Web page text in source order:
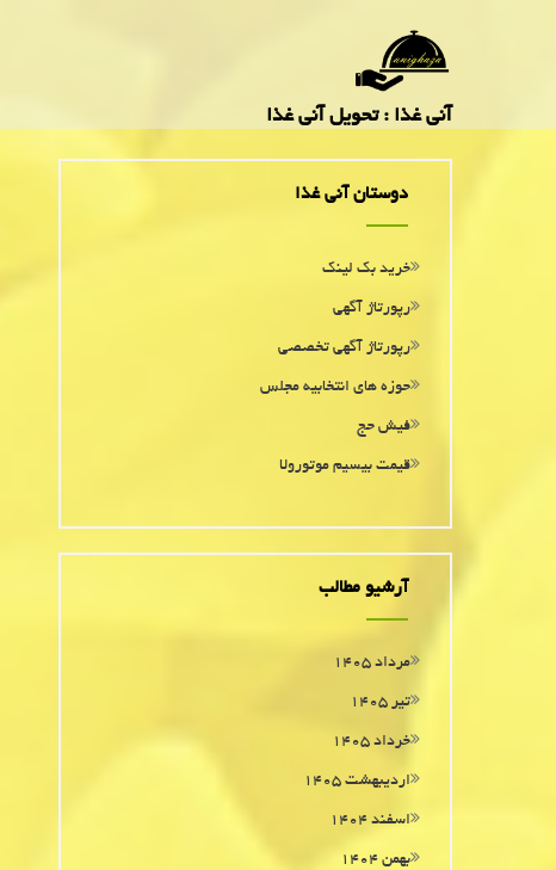
آنی غذا : تحویل آنی غذا
دوستان آنی غذا
خرید بک لینک
رپورتاژ آگهی
رپورتاژ آگهی تخصصی
حوزه های انتخابیه مجلس
فیش حج
قیمت بیسیم موتورولا
آرشیو مطالب
مرداد ۱۴۰۵
تیر ۱۴۰۵
خرداد ۱۴۰۵
اردیبهشت ۱۴۰۵
اسفند ۱۴۰۴
بهمن ۱۴۰۴